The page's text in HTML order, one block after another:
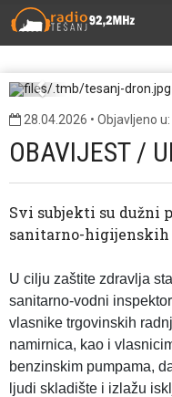
Previous
28.04.2026 • Objavljeno u:
OBAVIJEST /
Svi subjekti su dužni
sanitarno-higijenskih
U cilju zaštite zdravlja
sanitarno-vodni
vlasnike trgovinskih
namirnica, kao i
benzinskim pumpama,
ljudi skladište i izlažu